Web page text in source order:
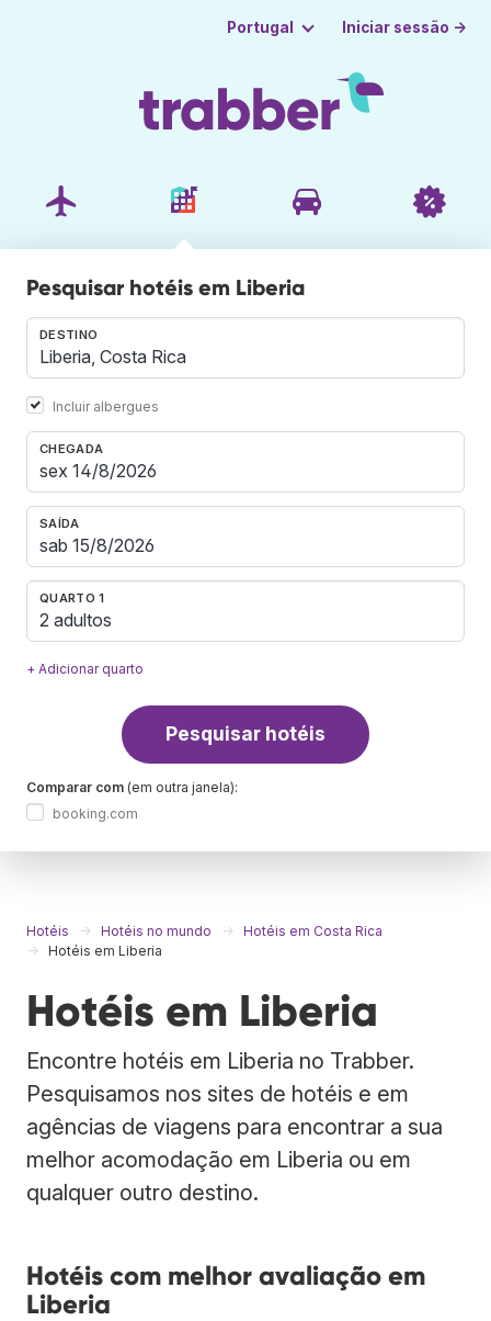
Portugal Iniciar sessão →
Pesquisar hotéis em Liberia
DESTINO
Incluir albergues
CHEGADA
SAÍDA
QUARTO 1
2 adultos
+ Adicionar quarto
Pesquisar hotéis
Comparar com (em outra janela):
booking.com
Hotéis Hotéis no mundo
Hotéis em Costa Rica
Hotéis em Liberia
Hotéis em Liberia
Encontre hotéis em Liberia no Trabber.
Pesquisamos nos sites de hotéis e em
agências de viagens para encontrar a sua
melhor acomodação em Liberia ou em
qualquer outro destino.
Hotéis com melhor avaliação em
Liberia